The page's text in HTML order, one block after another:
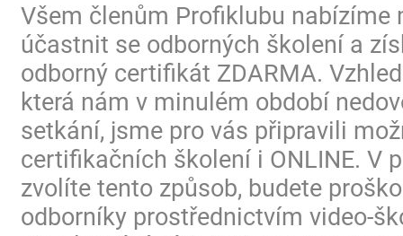
Všem členům Profiklubu nabízíme
účastnit se odborných školení a
odborný certifikát ZDARMA.
která nám v minulém období
setkání, jsme pro vás připravili
certifikačních školení i ONLINE. V
zvolíte tento způsob, budete
odborníky prostřednictvím video-